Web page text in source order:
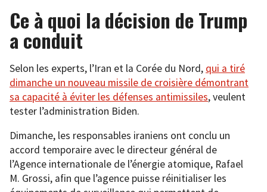
Ce à quoi la décision de Trump
a conduit
Selon les experts, l’Iran et la Corée du Nord, qui a tiré
dimanche un nouveau missile de croisière démontrant
sa capacité à éviter les défenses antimissiles, veulent
tester l’administration Biden.
Dimanche, les responsables iraniens ont conclu un
accord temporaire avec le directeur général de
l’Agence internationale de l’énergie atomique, Rafael
M. Grossi, afin que l’agence puisse réinitialiser les